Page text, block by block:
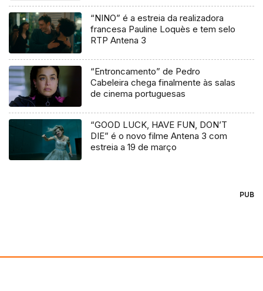
“NINO” é a estreia da realizadora
francesa Pauline Loquès e tem selo
RTP Antena 3
“Entroncamento” de Pedro
Cabeleira chega finalmente às salas
de cinema portuguesas
“GOOD LUCK, HAVE FUN, DON’T
DIE” é o novo filme Antena 3 com
estreia a 19 de março
PUB